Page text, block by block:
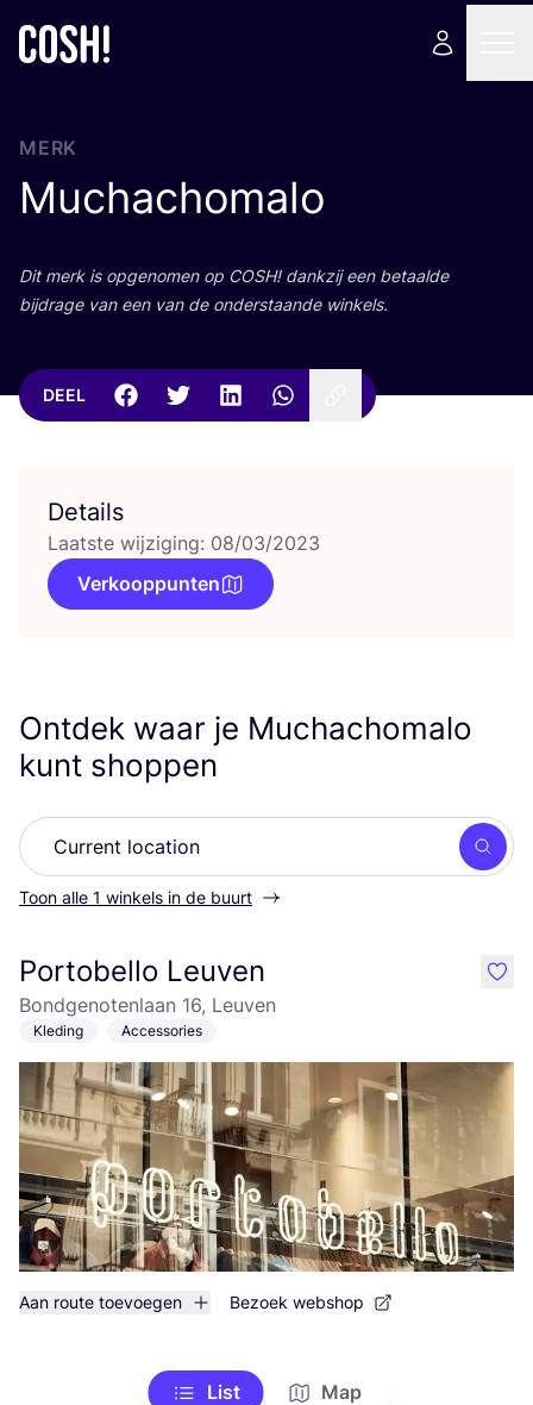
MERK
Muchachomalo
Dit merk is opge­no­men op COSH! dank­zij een betaal­de
bij­dra­ge van een van de onder­staan­de winkels.
DEEL
Details
Laatste wijziging: 08/03/2023
Verkooppunten
Ontdek waar je Muchachomalo
kunt shoppen
Zoek
Toon alle 1 winkels in de buurt
Portobello Leuven
Bondgenotenlaan 16, Leuven
Kleding Accessories
Aan route toevoegen Bezoek webshop
like
List Map